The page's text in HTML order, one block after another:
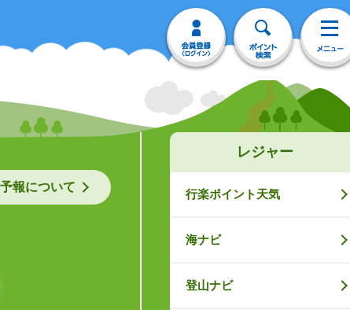
報について
レジャー
行楽ポイント天気
海ナビ
登山ナビ